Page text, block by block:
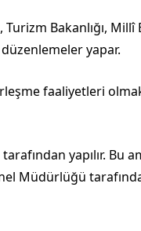
Bakanlığı,
düzenlemeler yapar.
faaliyetleri
yapılır. Bu
Müdürlüğü